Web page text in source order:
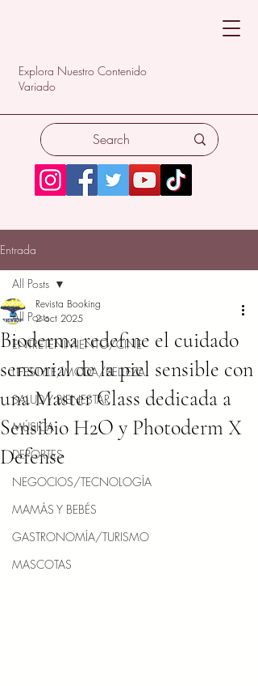
Explora Nuestro Contenido
Variado
Entrada
All Posts
ENTRETENIMIENTO/CINE
LIFESTYLE/MODA/BELLEZA
SALUD Y BIENESTAR
MÚSICA
DEPORTES
NEGOCIOS/TECNOLOGÍA
MAMÁS Y BEBÉS
GASTRONOMÍA/TURISMO
MASCOTAS
All Posts
Bioderma redefine el cuidado
sensorial de la piel sensible con
una Master Class dedicada a
Sensibio H2O y Photoderm X
Defense
Revista Booking
2 oct 2025